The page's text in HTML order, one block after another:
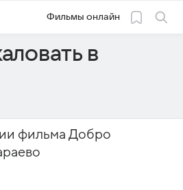
Фильмы онлайн
в
фильма Добро